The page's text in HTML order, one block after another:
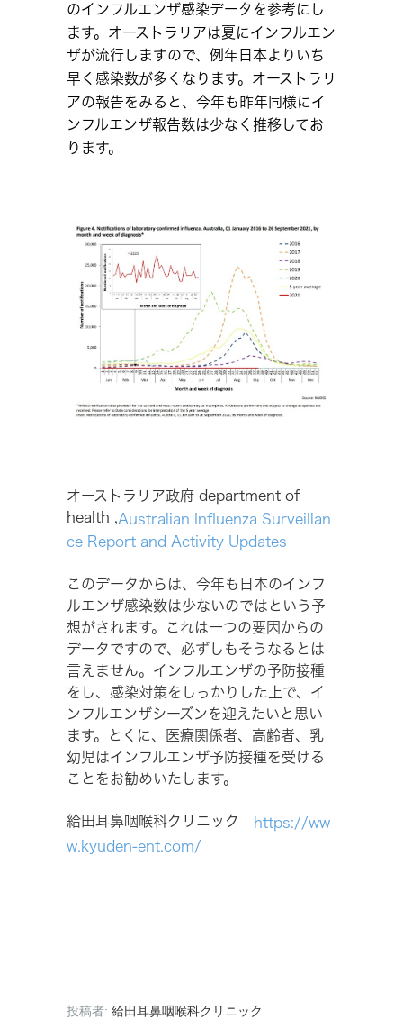
のインフルエンザ感染データを参考にし
ます。オーストラリアは夏にインフルエン
ザが流行しますので、例年日本よりいち
早く感染数が多くなります。オーストラリ
アの報告をみると、今年も昨年同様にイ
ンフルエンザ報告数は少なく推移してお
ります。
オーストラリア政府 department of
health , Australian Influenza Surveillan
ce Report and Activity Updates
このデータからは、今年も日本のインフ
ルエンザ感染数は少ないのではという予
想がされます。これは一つの要因からの
データですので、必ずしもそうなるとは
言えません。インフルエンザの予防接種
をし、感染対策をしっかりした上で、イ
ンフルエンザシーズンを迎えたいと思い
ます。とくに、医療関係者、高齢者、乳
幼児はインフルエンザ予防接種を受ける
ことをお勧めいたします。
給田耳鼻咽喉科クリニック
https://ww
w.kyuden-ent.com/
投稿者: 給田耳鼻咽喉科クリニック